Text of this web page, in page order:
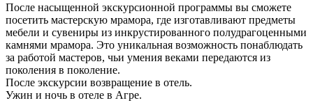
После насыщенной экскурсионной программы вы сможете
посетить мастерскую мрамора, где изготавливают предметы
мебели и сувениры из инкрустированного полудрагоценными
камнями мрамора. Это уникальная возможность понаблюдать
за работой мастеров, чьи умения веками передаются из
поколения в поколение.
После экскурсии возвращение в отель.
Ужин и ночь в отеле в Агре.